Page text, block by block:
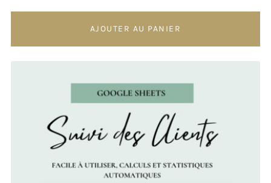
AJOUTER AU PANIER